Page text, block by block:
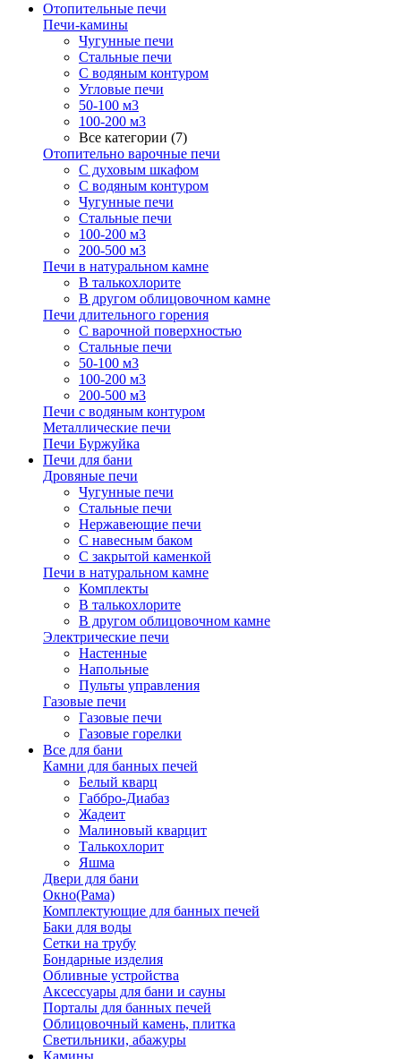
Отопительные печи
Печи-камины
Чугунные печи
Стальные печи
С водяным контуром
Угловые печи
50-100 м3
100-200 м3
Все категории (7)
Отопительно варочные печи
С духовым шкафом
С водяным контуром
Чугунные печи
Стальные печи
100-200 м3
200-500 м3
Печи в натуральном камне
В талькохлорите
В другом облицовочном камне
Печи длительного горения
С варочной поверхностью
Стальные печи
50-100 м3
100-200 м3
200-500 м3
Печи с водяным контуром
Металлические печи
Печи Буржуйка
Печи для бани
Дровяные печи
Чугунные печи
Стальные печи
Нержавеющие печи
С навесным баком
С закрытой каменкой
Печи в натуральном камне
Комплекты
В талькохлорите
В другом облицовочном камне
Электрические печи
Настенные
Напольные
Пульты управления
Газовые печи
Газовые печи
Газовые горелки
Все для бани
Камни для банных печей
Белый кварц
Габбро-Диабаз
Жадеит
Малиновый кварцит
Талькохлорит
Яшма
Двери для бани
Окно(Рама)
Комплектующие для банных печей
Баки для воды
Сетки на трубу
Бондарные изделия
Обливные устройства
Аксессуары для бани и сауны
Порталы для банных печей
Облицовочный камень, плитка
Светильники, абажуры
Камины